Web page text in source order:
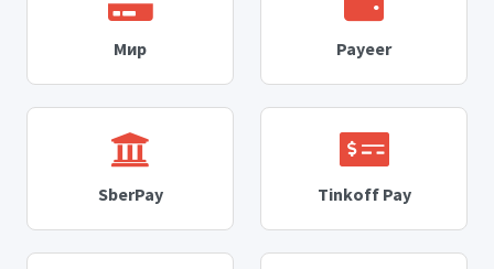
Мир Payeer
SberPay Tinkoff Pay